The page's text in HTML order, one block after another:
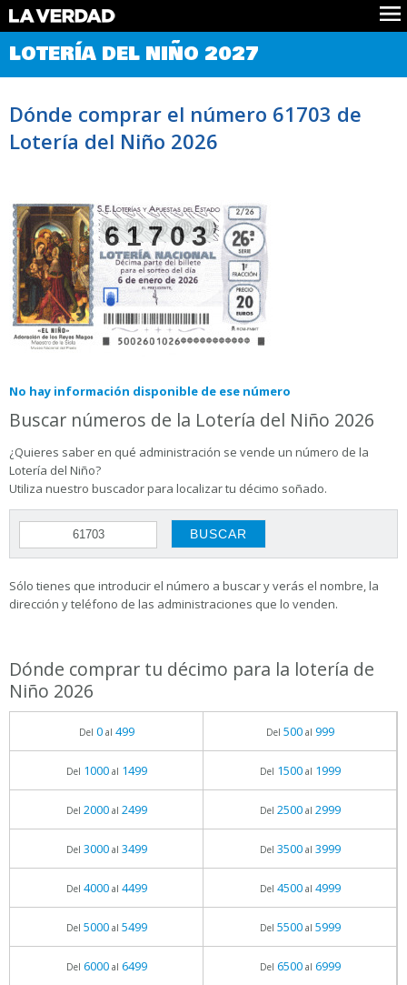
Comprobar Loteria del Niño
Premios
Noticias
Datos
LOTERÍA DEL NIÑO 2027
Dónde comprar el número 61703 de
Lotería del Niño 2026
61703
No hay información disponible de ese número
Buscar números de la Lotería del Niño 2026
¿Quieres saber en qué administración se vende un número de la
Lotería del Niño?
Utiliza nuestro buscador para localizar tu décimo soñado.
Sólo tienes que introducir el número a buscar y verás el nombre, la
dirección y teléfono de las administraciones que lo venden.
Dónde comprar tu décimo para la lotería de
Niño 2026
Del 0al 499 Del 500al 999
Del 1000al 1499 Del 1500al 1999
Del 2000al 2499 Del 2500al 2999
Del 3000al 3499 Del 3500al 3999
Del 4000al 4499 Del 4500al 4999
Del 5000al 5499 Del 5500al 5999
Del 6000al 6499 Del 6500al 6999